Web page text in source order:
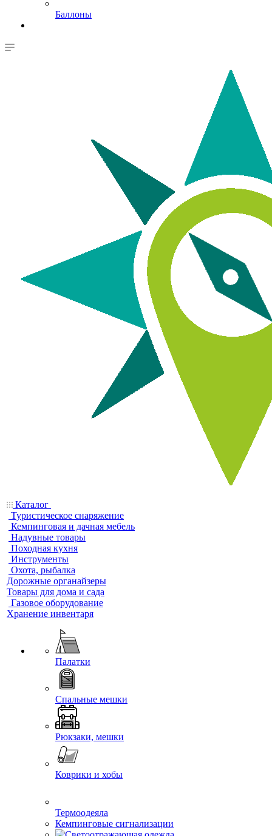
Баллоны
Каталог
Туристическое снаряжение
Кемпинговая и дачная мебель
Надувные товары
Походная кухня
Инструменты
Охота, рыбалка
Дорожные органайзеры
Товары для дома и сада
Газовое оборудование
Хранение инвентаря
Палатки
Спальные мешки
Рюкзаки, мешки
Коврики и хобы
Термоодеяла
Кемпинговые сигнализации